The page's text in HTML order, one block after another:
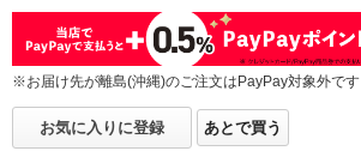
※お届け先が離島(沖縄)のご注文はPayPay対象外です
お気に入りに登録 あとで買う